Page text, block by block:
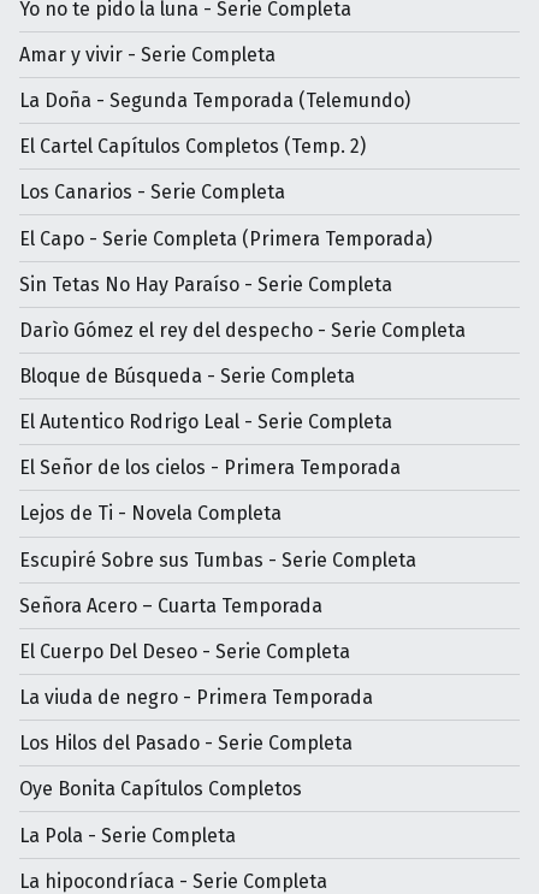
Yo no te pido la luna - Serie Completa
Amar y vivir - Serie Completa
La Doña - Segunda Temporada (Telemundo)
El Cartel Capítulos Completos (Temp. 2)
Los Canarios - Serie Completa
El Capo - Serie Completa (Primera Temporada)
Sin Tetas No Hay Paraíso - Serie Completa
Darìo Gómez el rey del despecho - Serie Completa
Bloque de Búsqueda - Serie Completa
El Autentico Rodrigo Leal - Serie Completa
El Señor de los cielos - Primera Temporada
Lejos de Ti - Novela Completa
Escupiré Sobre sus Tumbas - Serie Completa
Señora Acero – Cuarta Temporada
El Cuerpo Del Deseo - Serie Completa
La viuda de negro - Primera Temporada
Los Hilos del Pasado - Serie Completa
Oye Bonita Capítulos Completos
La Pola - Serie Completa
La hipocondríaca - Serie Completa